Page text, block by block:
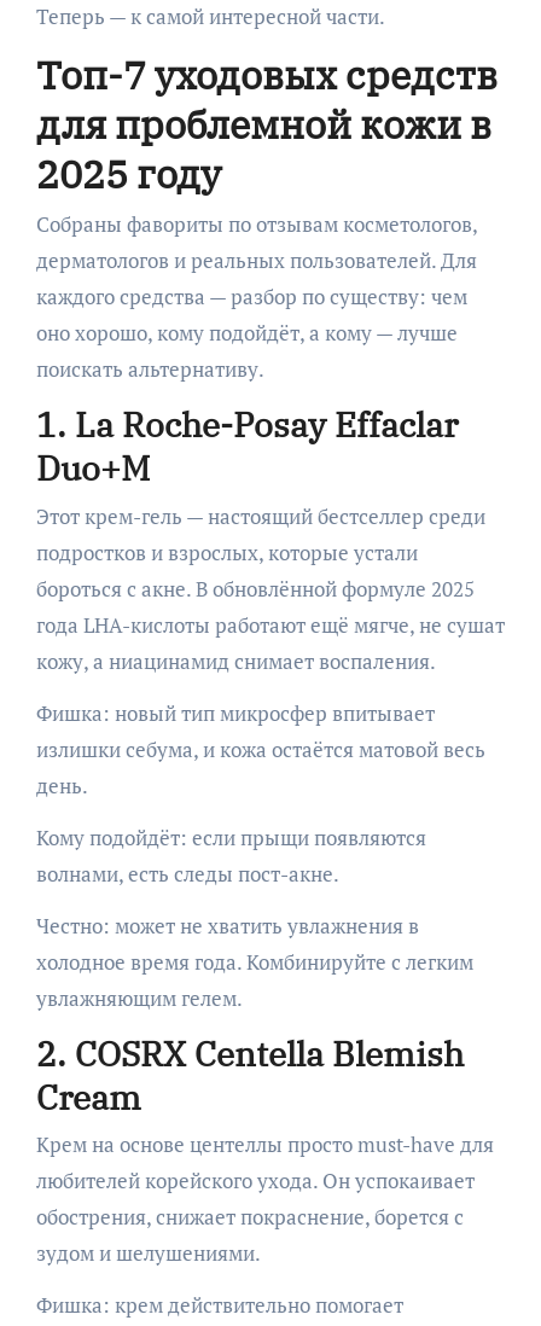
Теперь — к самой интересной части.
Топ-7 уходовых средств
для проблемной кожи в
2025 году
Собраны фавориты по отзывам косметологов,
дерматологов и реальных пользователей. Для
каждого средства — разбор по существу: чем
оно хорошо, кому подойдёт, а кому — лучше
поискать альтернативу.
1. La Roche-Posay Effaclar
Duo+M
Этот крем-гель — настоящий бестселлер среди
подростков и взрослых, которые устали
бороться с акне. В обновлённой формуле 2025
года LHA-кислоты работают ещё мягче, не сушат
кожу, а ниацинамид снимает воспаления.
Фишка: новый тип микросфер впитывает
излишки себума, и кожа остаётся матовой весь
день.
Кому подойдёт: если прыщи появляются
волнами, есть следы пост-акне.
Честно: может не хватить увлажнения в
холодное время года. Комбинируйте с легким
увлажняющим гелем.
2. COSRX Centella Blemish
Cream
Крем на основе центеллы просто must-have для
любителей корейского ухода. Он успокаивает
обострения, снижает покраснение, борется с
зудом и шелушениями.
Фишка: крем действительно помогает